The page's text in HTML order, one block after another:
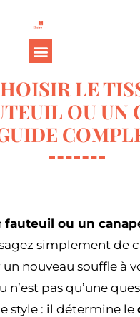
LE
OU UN
fauteuil ou un
simplement de
nouveau souffle à
n’est pas qu’une
style : il détermine le